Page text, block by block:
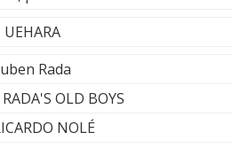
Rada
OLD BOYS
NOLÉ